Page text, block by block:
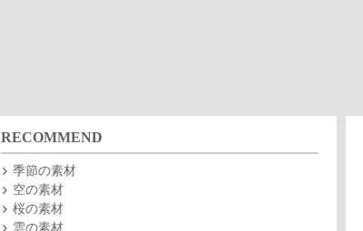
RECOMMEND
季節の素材
空の素材
桜の素材
雲の素材